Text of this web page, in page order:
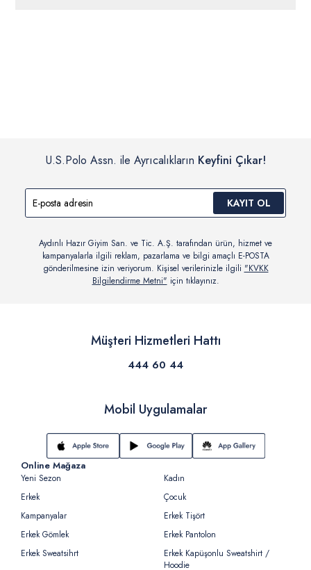
U.S.Polo Assn. ile Ayrıcalıkların Keyfini Çıkar!
KAYIT OL
Aydınlı Hazır Giyim San. ve Tic. A.Ş. tarafından ürün, hizmet ve
kampanyalarla ilgili reklam, pazarlama ve bilgi amaçlı E-POSTA
gönderilmesine izin veriyorum. Kişisel verilerinizle ilgili "KVKK
Bilgilendirme Metni" için tıklayınız.
Müşteri Hizmetleri Hattı
444 60 44
Mobil Uygulamalar
Online Mağaza
Yeni Sezon
Kadın
Erkek
Çocuk
Kampanyalar
Erkek Tişört
Erkek Gömlek
Erkek Pantolon
Erkek Sweatsihrt
Erkek Kapüşonlu Sweatshirt /
Hoodie